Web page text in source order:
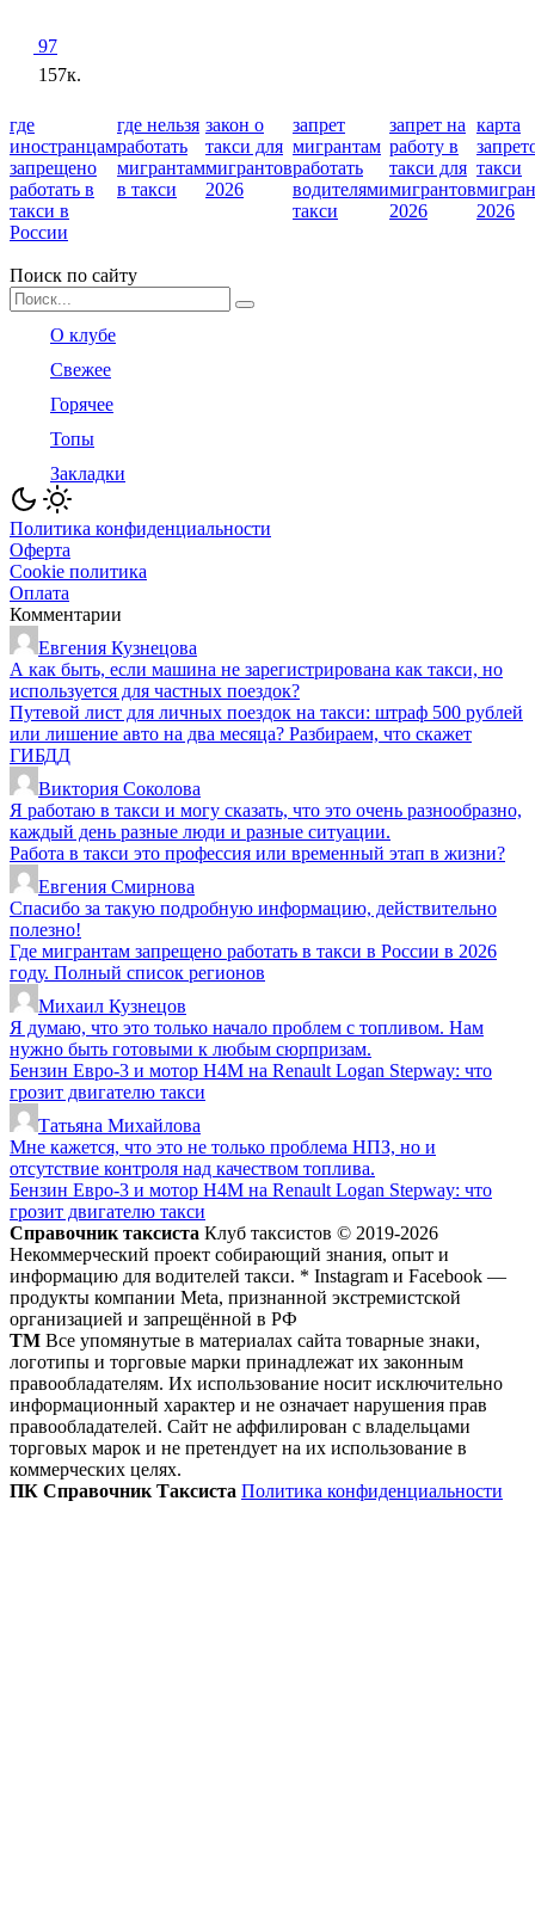
97
157к.
где
иностранцам
запрещено
работать в
такси в
России
где нельзя
работать
мигрантам
в такси
закон о
такси для
мигрантов
2026
запрет
мигрантам
работать
водителями
такси
запрет на
работу в
такси для
мигрантов
2026
карта
такси
2026
Поиск по сайту
Search
for:
О клубе
Свежее
Горячее
Топы
Закладки
Политика конфиденциальности
Оферта
Cookie политика
Оплата
Комментарии
Евгения Кузнецова
А как быть, если машина не зарегистрирована как такси, но
используется для частных поездок?
Путевой лист для личных поездок на такси: штраф 500 рублей
или лишение авто на два месяца? Разбираем, что скажет
ГИБДД
Виктория Соколова
Я работаю в такси и могу сказать, что это очень разнообразно,
каждый день разные люди и разные ситуации.
Работа в такси это профессия или временный этап в жизни?
Евгения Смирнова
Спасибо за такую подробную информацию, действительно
полезно!
Где мигрантам запрещено работать в такси в России в 2026
году. Полный список регионов
Михаил Кузнецов
Я думаю, что это только начало проблем с топливом. Нам
нужно быть готовыми к любым сюрпризам.
Бензин Евро-3 и мотор H4M на Renault Logan Stepway: что
грозит двигателю такси
Татьяна Михайлова
Мне кажется, что это не только проблема НПЗ, но и
отсутствие контроля над качеством топлива.
Бензин Евро-3 и мотор H4M на Renault Logan Stepway: что
грозит двигателю такси
Справочник таксиста Клуб таксистов © 2019-2026
Некоммерческий проект собирающий знания, опыт и
информацию для водителей такси. * Instagram и Facebook —
продукты компании Meta, признанной экстремистской
организацией и запрещённой в РФ
ТМ Все упомянутые в материалах сайта товарные знаки,
логотипы и торговые марки принадлежат их законным
правообладателям. Их использование носит исключительно
информационный характер и не означает нарушения прав
правообладателей. Сайт не аффилирован с владельцами
торговых марок и не претендует на их использование в
коммерческих целях.
ПК Справочник Таксиста Политика конфиденциальности